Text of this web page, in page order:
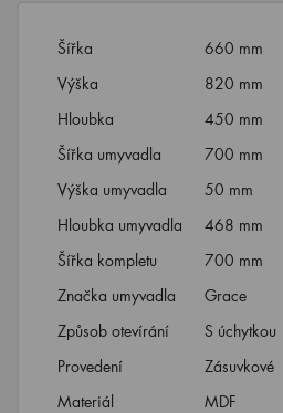
Šířka
660 mm
Výška
820 mm
Hloubka
450 mm
Šířka umyvadla
700 mm
Výška umyvadla
50 mm
Hloubka umyvadla
468 mm
Šířka kompletu
700 mm
Značka umyvadla
Grace
Způsob otevírání
S úchytkou
Provedení
Zásuvkové
Materiál
MDF